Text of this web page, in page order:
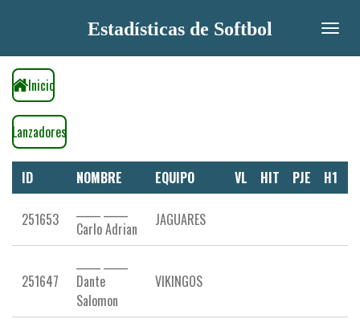
contenido
principal
Estadísticas de Softbol
Inicio
Lanzadores
ID NOMBRE EQUIPO VL HIT PJE H1
251653
Carlo Adrian
JAGUARES
251647
Dante
Salomon
VIKINGOS